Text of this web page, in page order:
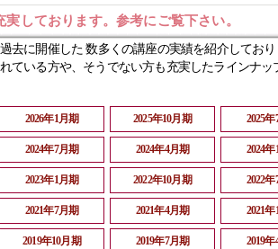
実しております。参考にご覧下さい。
去に開催した 数多くの講座の実績を紹介してお
ている方や、そうでない方も充実したラインナッ
2026年1月期 2025年10月期 2025
2024年7月期 2024年4月期 2024
2023年1月期 2022年10月期 2022
2021年7月期 2021年4月期 2021
2019年10月期 2019年7月期 2019